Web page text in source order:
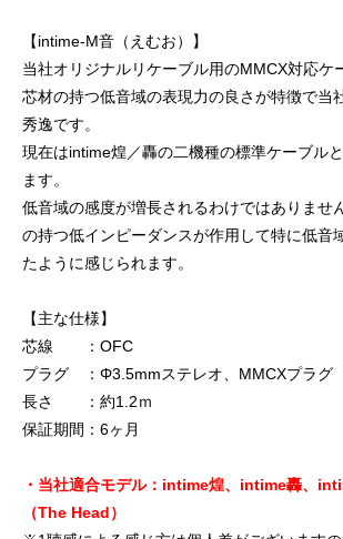
【intime-M音（えむお）】
当社オリジナルリケーブル用のMMCX対応ケ
芯材の持つ低音域の表現力の良さが特徴で当
秀逸です。
現在はintime煌／轟の二機種の標準ケーブル
ます。
低音域の感度が増長されるわけではありませ
の持つ低インピーダンスが作用して特に低音
たように感じられます。
【主な仕様】
芯線 ：OFC
プラグ ：Φ3.5mmステレオ、MMCXプラグ
長さ ：約1.2ｍ
保証期間：6ヶ月
・当社適合モデル：intime煌、intime轟、
（The Head）